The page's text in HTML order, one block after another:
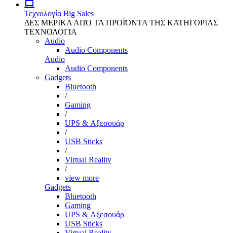
Τεχνολογία Big Sales
ΔΕΣ ΜΕΡΙΚΑ ΑΠΌ ΤΑ ΠΡΟΪΌΝΤΑ ΤΗΣ ΚΑΤΗΓΟΡΙΑΣ
ΤΕΧΝΟΛΟΓΙΑ
Audio
Audio Components
Audio
Audio Components
Gadgets
Bluetooth
/
Gaming
/
UPS & Αξεσουάρ
/
USB Sticks
/
Virtual Reality
/
view more
Gadgets
Bluetooth
Gaming
UPS & Αξεσουάρ
USB Sticks